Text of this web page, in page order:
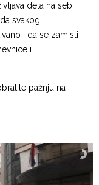
dela na sebi
svakog
i da se zamisli
i
pažnju na